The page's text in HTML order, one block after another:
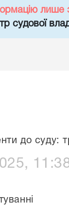
лише
судової
до суду: